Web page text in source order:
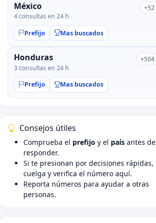
México
4 consultas en 24 h
+52
Prefijo Mas buscados
Honduras
3 consultas en 24 h
+504
Prefijo Mas buscados
Consejos útiles
Comprueba el prefijo y el país antes de
responder.
Si te presionan por decisiones rápidas,
cuelga y verifica el número aquí.
Reporta números para ayudar a otras
personas.